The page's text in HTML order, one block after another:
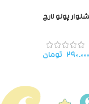
شلوار پولو لارج
۲۹۰.۰۰۰ تومان